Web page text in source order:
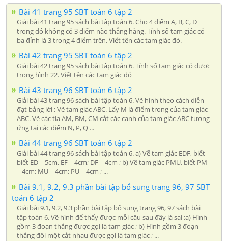
Bài 41 trang 95 SBT toán 6 tập 2
Giải bài 41 trang 95 sách bài tập toán 6. Cho 4 điểm A, B, C, D
trong đó không có 3 điểm nào thẳng hàng. Tính số tam giác có
ba đỉnh là 3 trong 4 điểm trên. Viết tên các tam giác đó.
Bài 42 trang 95 SBT toán 6 tập 2
Giải bài 42 trang 95 sách bài tập toán 6. Tính số tam giác có được
trong hình 22. Viết tên các tam giác đó
Bài 43 trang 96 SBT toán 6 tập 2
Giải bài 43 trang 96 sách bài tập toán 6. Vẽ hình theo cách diễn
đạt bằng lời : Vẽ tam giác ABC. Lấy M là điểm trong của tam giác
ABC. Vẽ các tia AM, BM, CM cắt các cạnh của tam giác ABC tương
ứng tại các điểm N, P, Q ...
Bài 44 trang 96 SBT toán 6 tập 2
Giải bài 44 trang 96 sách bài tập toán 6. a) Vẽ tam giác EDF, biết
biết ED = 5cm, EF = 4cm; DF = 4cm ; b) Vẽ tam giác PMU, biết PM
= 4cm; MU = 4cm; PU = 4cm ; ...
Bài 9.1, 9.2, 9.3 phần bài tập bổ sung trang 96, 97 SBT
toán 6 tập 2
Giải bài 9.1, 9.2, 9.3 phần bài tập bổ sung trang 96, 97 sách bài
tập toán 6. Vẽ hình để thấy được mỗi câu sau đây là sai :a) Hình
gồm 3 đoạn thẳng được gọi là tam giác ; b) Hình gồm 3 đoạn
thẳng đôi một cắt nhau được gọi là tam giác ; ...